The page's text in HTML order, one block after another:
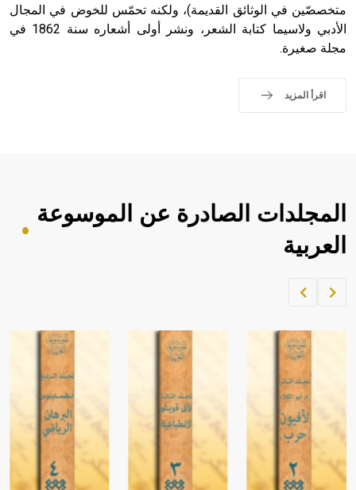
متخصصّين في الوثائق القديمة)، ولكنه تحمّس للخوض في المجال
الأدبي ولاسيما كتابة الشعر، ونشر أولى أشعاره سنة 1862 في
مجلة صغيرة.
اقرأ المزيد
المجلدات الصادرة عن الموسوعة
العربية